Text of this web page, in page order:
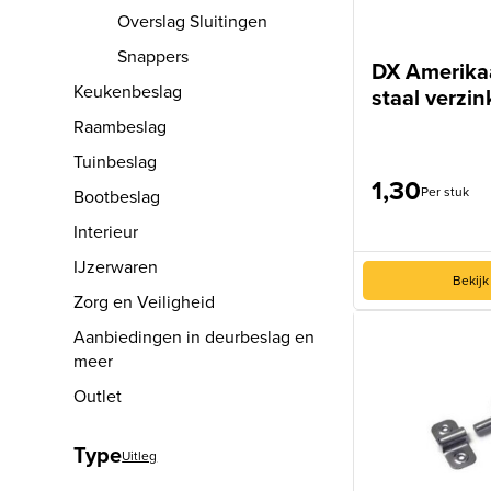
Overslag Sluitingen
Snappers
Keukenbeslag
Raambeslag
Tuinbeslag
Bootbeslag
Interieur
IJzerwaren
Zorg en Veiligheid
Aanbiedingen in deurbeslag en
meer
Outlet
TypeUitleg
DX
staal
1,30Per stuk